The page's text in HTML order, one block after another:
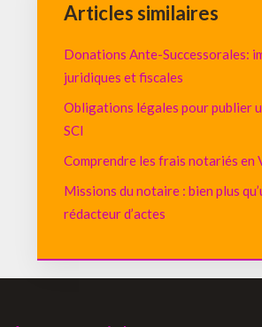
Articles similaires
Donations Ante-Successorales:
juridiques et fiscales
Obligations légales pour publier
SCI
Comprendre les frais notariés en
Missions du notaire : bien plus
rédacteur d’actes